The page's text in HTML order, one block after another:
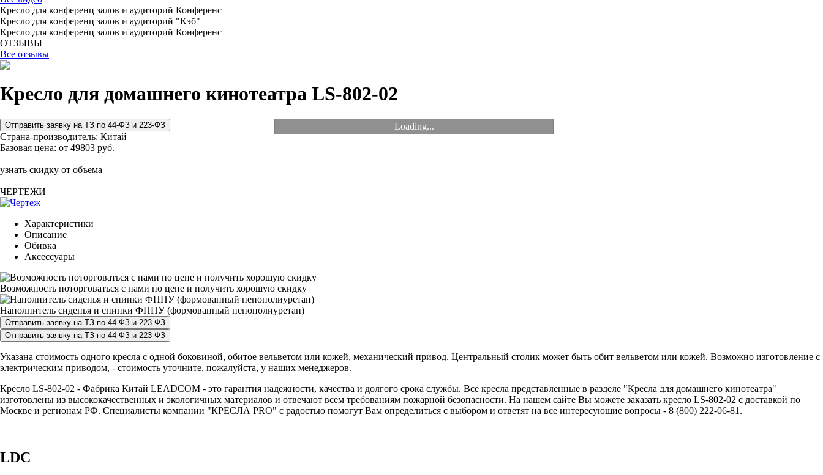
Кресло для конференц залов и аудиторий Конференс
Кресло для конференц залов и аудиторий "Кэб"
Кресло для конференц залов и аудиторий Конференс
ОТЗЫВЫ
Все отзывы
Кресло для домашнего кинотеатра LS-802-02
Loading...
Страна-производитель: Китай
Базовая цена: от 49803 руб.
узнать скидку от объема
ЧЕРТЕЖИ
Характеристики
Описание
Обивка
Аксессуары
Возможность поторговаться с нами по цене и получить хорошую скидку
Наполнитель сиденья и спинки ФППУ (формованный пенополиуретан)
Указана стоимость одного кресла с одной боковиной, обитое вельветом или кожей, механический привод. Центральный столик может быть обит вельветом или кожей. Возможно изготовление с
электрическим приводом, - стоимость уточните, пожалуйста, у наших менеджеров.
Кресло LS-802-02 - Фабрика Китай LEADCOM - это гарантия надежности, качества и долгого срока службы. Все кресла представленные в разделе "Кресла для домашнего кинотеатра"
изготовлены из высококачественных и экологичных материалов и отвечают всем требованиям пожарной безопасности. На нашем сайте Вы можете заказать кресло LS-802-02 с доставкой по
Москве и регионам РФ. Специалисты компании "КРЕСЛА PRO" с радостью помогут Вам определиться с выбором и ответят на все интересующие вопросы - 8 (800) 222-06-81.
LDC